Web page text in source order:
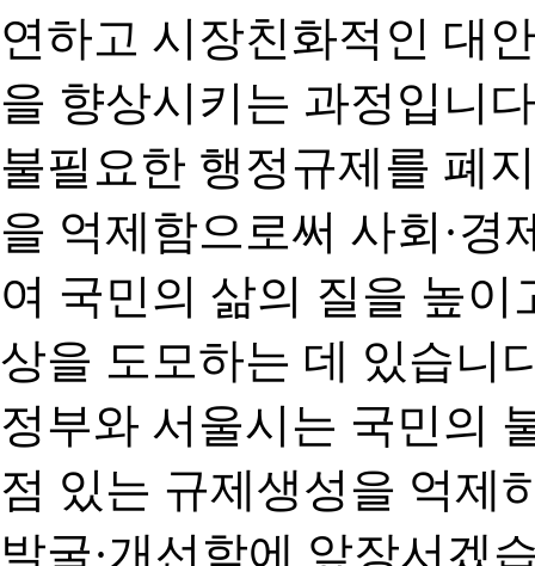
연하고 시장친화적인 대
을 향상시키는 과정입니
불필요한 행정규제를 폐
을 억제함으로써 사회·경
여 국민의 삶의 질을 높
상을 도모하는 데 있습니
정부와 서울시는 국민의
점 있는 규제생성을 억제
발굴·개선함에 앞장서겠